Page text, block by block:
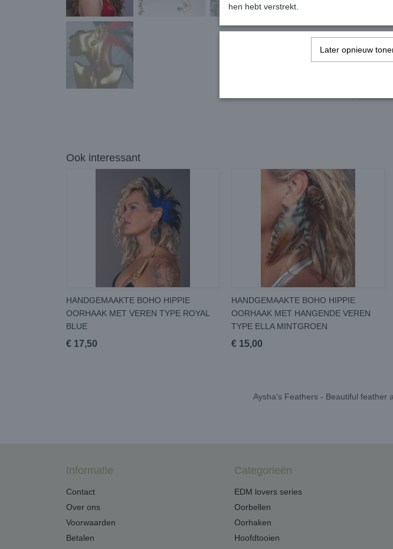
Ook interessant
HANDGEMAAKTE BOHO HIPPIE
OORHAAK MET VEREN TYPE ROYAL
BLUE
€ 17,50
HANDGEMAAKTE BOHO HIPPIE
OORHAAK MET HANGENDE VEREN
TYPE ELLA MINTGROEN
€ 15,00
Aysha's Feathers - Beautiful feather
Informatie
Contact
Over ons
Voorwaarden
Betalen
Categorieën
EDM lovers series
Oorbellen
Oorhaken
Hoofdtooien
hen hebt verstrekt.
Later opnieuw